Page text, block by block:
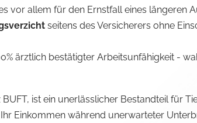
vor allem für den Ernstfall eines längeren
seitens des Versicherers ohne
ärztlich bestätigter Arbeitsunfähigkeit -
ist ein unerlässlicher Bestandteil für
Einkommen während unerwarteter